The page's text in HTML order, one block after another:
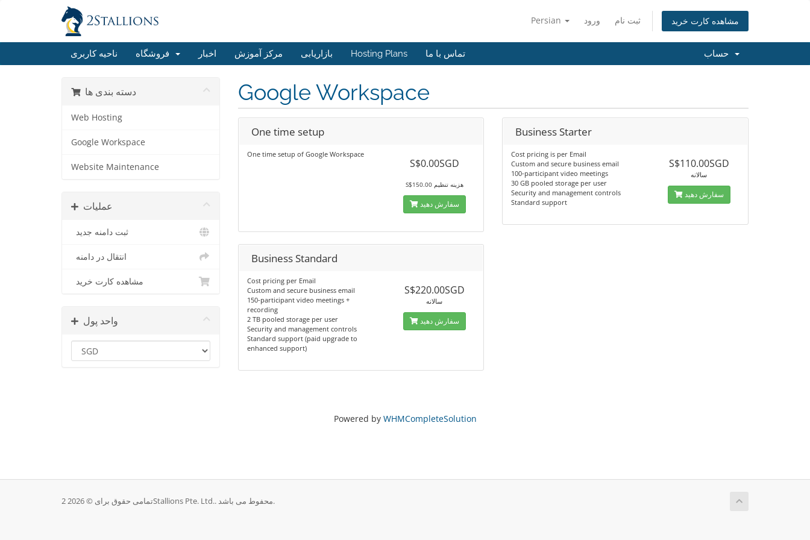
Persian ورود ثبت نام مشاهده کارت خرید
ناحیه کاربری اخبار مرکز آموزش بازاریابی Hosting Plans تماس با ما
دسته بندی ها
Web Hosting
Google Workspace
Website Maintenance
عملیات
ثبت دامنه جدید
انتقال در دامنه
مشاهده کارت خرید
واحد پول
Google Workspace
One time setup
One time setup of Google Workspace
S$0.00SGD
S$150.00 هزینه تنظیم
سفارش دهید
Business Starter
Cost pricing is per Email
Custom and secure business email
100-participant video meetings
30 GB pooled storage per user
Security and management controls
Standard support
S$110.00SGD
سالانه
سفارش دهید
Business Standard
Cost pricing per Email
Custom and secure business email
150-participant video meetings +
recording
2 TB pooled storage per user
Security and management controls
Standard support (paid upgrade to
enhanced support)
S$220.00SGD
سالانه
سفارش دهید
Powered by WHMCompleteSolution
تمامی حقوق برای © 2026 2Stallions Pte. Ltd.. محفوط می باشد.